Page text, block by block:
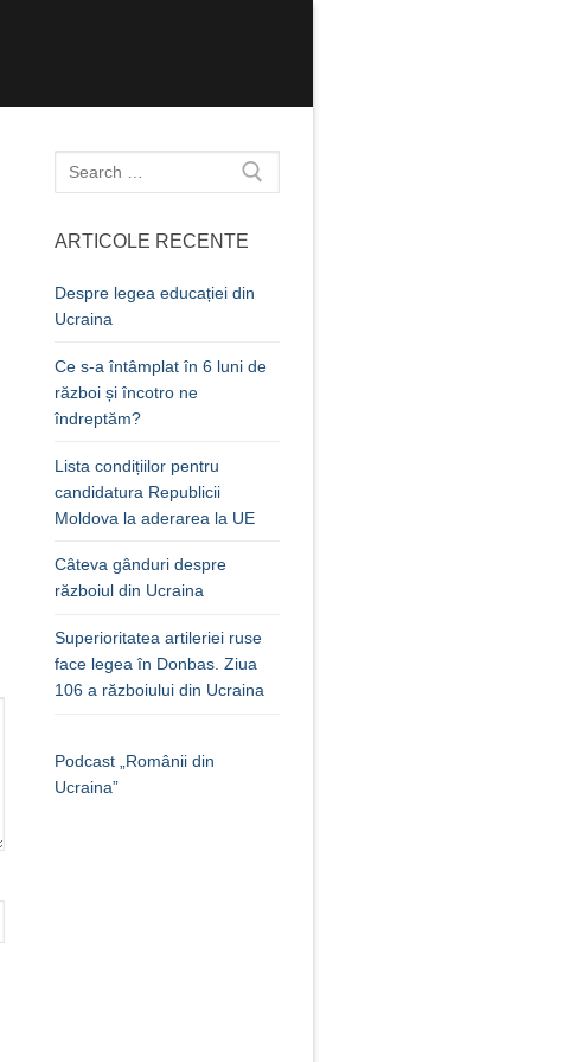
Caută
după:
ARTICOLE RECENTE
Despre legea educației din
Ucraina
Ce s-a întâmplat în 6 luni de
război și încotro ne
îndreptăm?
Lista condițiilor pentru
candidatura Republicii
Moldova la aderarea la UE
Câteva gânduri despre
războiul din Ucraina
Superioritatea artileriei ruse
face legea în Donbas. Ziua
106 a războiului din Ucraina
Podcast „Românii din
Ucraina”